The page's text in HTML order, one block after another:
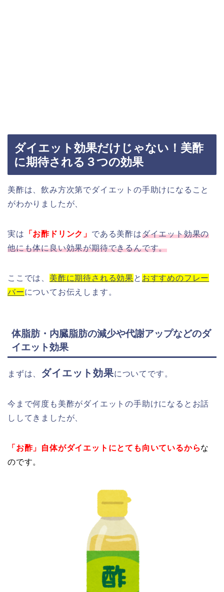
ダイエット効果だけじゃない！美酢
に期待される３つの効果
美酢は、飲み方次第でダイエットの手助けになること
がわかりましたが、
実は 「お酢ドリンク」 である美酢はダイエット効果の
他にも体に良い効果が期待できるんです。
ここでは、 美酢に期待される効果と おすすめのフレー
バーについてお伝えします。
体脂肪・内臓脂肪の減少や代謝アップなどのダ
イエット効果
まずは、 ダイエット効果について です。
今まで何度も美酢がダイエットの手助けになるとお話
ししてきましたが、
「 お酢」自体がダイエットにとても向いているからな
のです。